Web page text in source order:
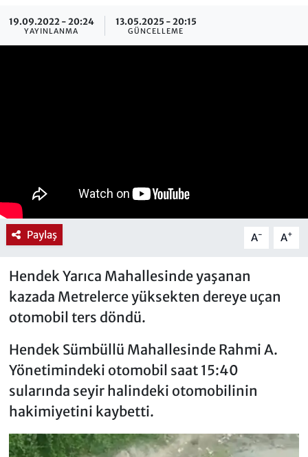
19.09.2022 - 20:24
YAYINLANMA
13.05.2025 - 20:15
GÜNCELLEME
Paylaş A- A+
Hendek Yarıca Mahallesinde yaşanan
kazada Metrelerce yüksekten dereye uçan
otomobil ters döndü.
Hendek Sümbüllü Mahallesinde Rahmi A.
Yönetimindeki otomobil saat 15:40
sularında seyir halindeki otomobilinin
hakimiyetini kaybetti.